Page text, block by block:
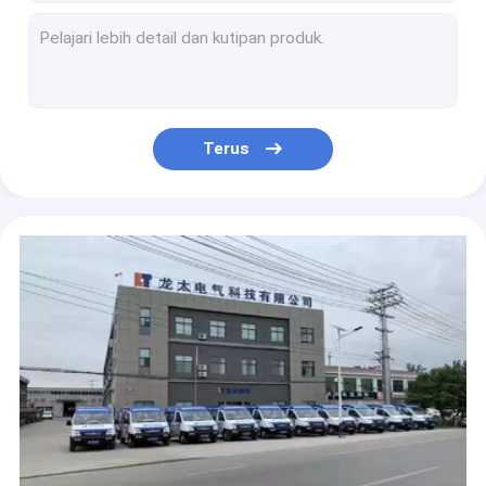
Tiga Fase Portabel 400Amp Igbt Inverter Mig Welder Siklus Tugas Tinggi
Tiga Fase 380V IGBT Inverter Welder Arc 400A Dengan Generator
Anti Tongkat 130V 560V IGBT Inverter Welder 400A Dengan Generator
500amp Modul IGBT Inverter Welder Mesin Las Busur Tiga Papan
Tugas Berat IGBT Inverter Welder ARC 600A Stick Electrode Welding Machine
Terus